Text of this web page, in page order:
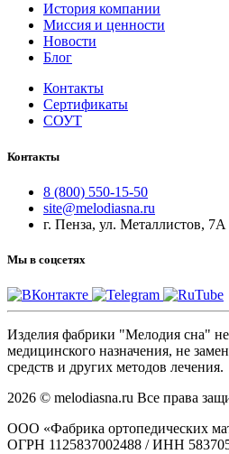
История компании
Миссия и ценности
Новости
Блог
Контакты
Сертификаты
СОУТ
Контакты
8 (800) 550-15-50
site@melodiasna.ru
г. Пенза, ул. Металлистов, 7А
Мы в соцсетях
Изделия фабрики "Мелодия сна" не
медицинского назначения, не
средств и других методов лечения.
2026 © melodiasna.ru Все права
ООО «Фабрика ортопедических
ОГРН 1125837002488 / ИНН